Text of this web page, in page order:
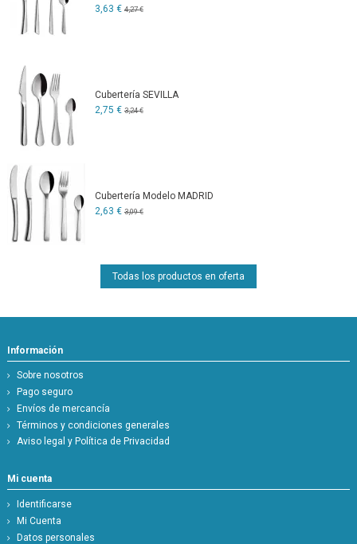
3,63 € 4,27 €
Cubertería SEVILLA
2,75 € 3,24 €
Cubertería Modelo MADRID
2,63 € 3,09 €
Todas los productos en oferta
Información
Sobre nosotros
Pago seguro
Envíos de mercancía
Términos y condiciones generales
Aviso legal y Política de Privacidad
Mi cuenta
Identificarse
Mi Cuenta
Datos personales